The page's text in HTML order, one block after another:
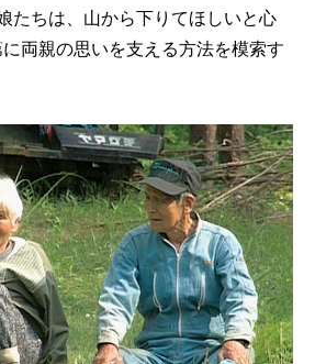
たちは、山から下りてほしいと心
両親の思いを支える方法を模索す